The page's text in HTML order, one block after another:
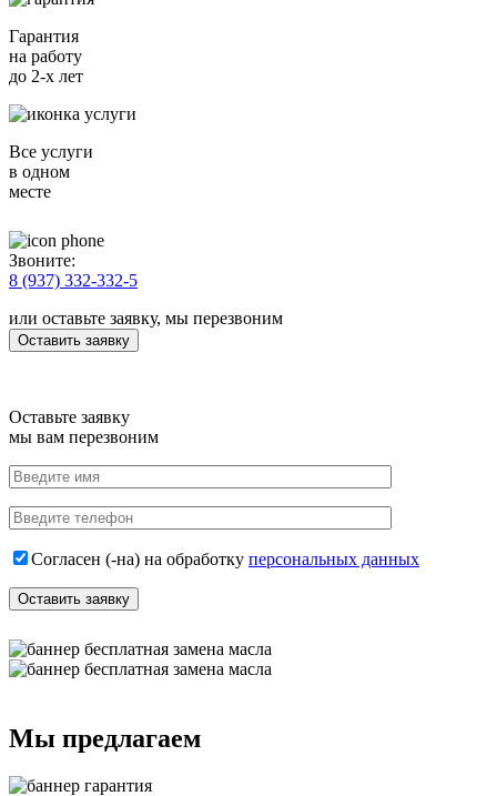
Гарантия
на работу
до 2-х лет
Все услуги
в одном
месте
Звоните:
8 (937) 332-332-5
или оставьте заявку, мы перезвоним
Оставить заявку
Оставьте заявку
мы вам перезвоним
Согласен (-на) на обработку персональных данных
Мы предлагаем